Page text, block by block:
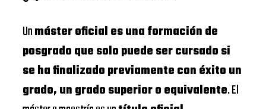
Unmáster oficial es una formación de
posgrado que solo puede ser cursado si
se ha finalizado previamente con éxito un
grado, un grado superior o equivalente. El